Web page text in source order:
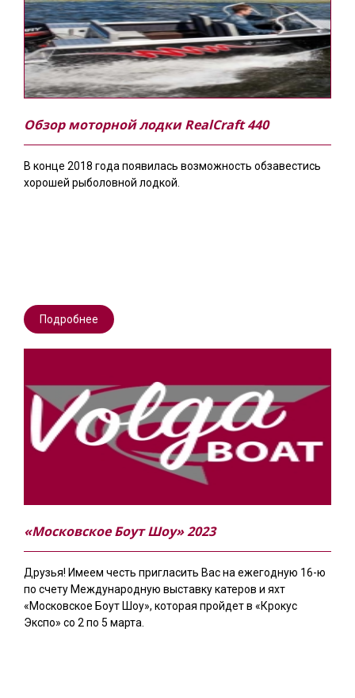
Обзор моторной лодки RealCraft 440
В конце 2018 года появилась возможность обзавестись
хорошей рыболовной лодкой.
Подробнее
«Московское Боут Шоу» 2023
Друзья! Имеем честь пригласить Вас на ежегодную 16-ю
по счету Международную выставку катеров и яхт
«Московское Боут Шоу», которая пройдет в «Крокус
Экспо» со 2 по 5 марта.